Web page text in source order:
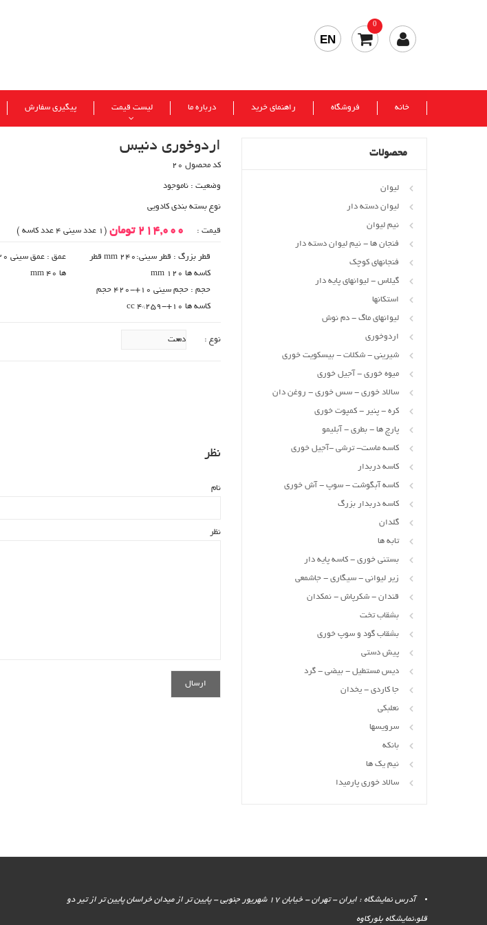
0
EN
خانه فروشگاه راهنمای خرید درباره ما لیست قیمت پیگیری سفارش
اردوخوری دنیس
کد محصول 20
وضعیت : ناموجود
نوع بسته بندی کادویی
قیمت : 214,000 تومان (1 عدد سینی 4 عدد کاسه )
قطر بزرگ : قطر سینی:240 mm قطر
کاسه ها 120 mm
ها 40 mm
حجم : حجم سینی 10+-420 حجم
کاسه ها 10+-259*4 cc
نوع :
نظر
نام
نظر
محصولات
لیوان
لیوان دسته دار
نیم لیوان
فنجان ها - نیم لیوان دسته دار
فنجانهای کوچک
گیلاس - لیوانهای پایه دار
استکانها
لیوانهای ماگ - دم نوش
اردوخوری
شیرینی - شکلات - بیسکویت خوری
میوه خوری - آجیل خوری
سالاد خوری - سس خوری - روغن دان
کره - پنیر - کمپوت خوری
پارچ ها - بطری - آبلیمو
کاسه ماست- ترشی -آجیل خوری
کاسه دربدار
کاسه آبگوشت - سوپ - آش خوری
کاسه دربدار بزرگ
گلدان
تابه ها
بستنی خوری - کاسه پایه دار
زیر لیوانی - سیگاری - جاشمعی
قندان - شکرپاش - نمکدان
بشقاب تخت
بشقاب گود و سوپ خوری
پیش دستی
دیس مستطیل - بیضی - گرد
جا کاردی - یخدان
نعلبکی
سرویسها
بانکه
نیم یک ها
سالاد خوری پارمیدا
آدرس نمایشگاه : ایران - تهران - خیابان 17 شهریور جنوبی - پایین تر از میدان خراسان پایین تر از تیر دو
قلو،نمایشگاه بلورکاوه